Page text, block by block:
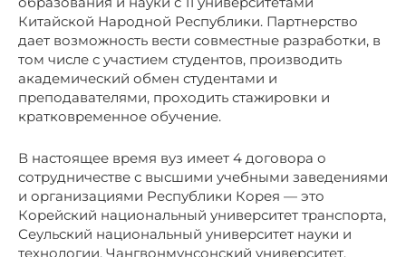
Китайской Народной Республики. Партнерство
дает возможность вести совместные разработки, в
том числе с участием студентов, производить
академический обмен студентами и
преподавателями, проходить стажировки и
кратковременное обучение.
В настоящее время вуз имеет 4 договора о
сотрудничестве с высшими учебными заведениями
и организациями Республики Корея — это
Корейский национальный университет транспорта,
Сеульский национальный университет науки и
технологии, Чангвонмунсонский университет.